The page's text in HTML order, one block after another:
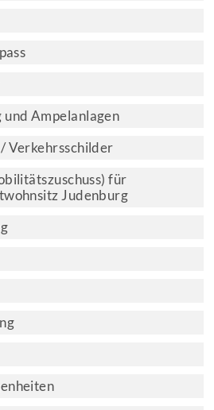
Ampelanlagen
Verkehrsschilder
für
Judenburg